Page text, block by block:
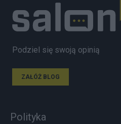
Podziel się swoją opinią
ZAŁÓŻ BLOG
Polityka